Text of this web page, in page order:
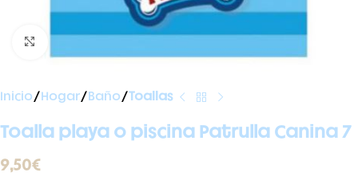
Inicio Hogar Baño Toallas
Toalla playa o piscina Patrulla Canina 7
9,50€